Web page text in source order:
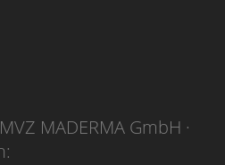
MADERMA GmbH ·